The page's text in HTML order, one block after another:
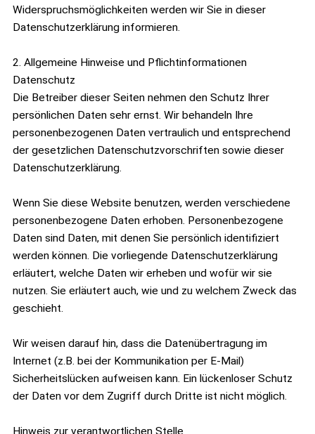
Widerspruchsmöglichkeiten werden wir Sie in dieser
Datenschutzerklärung informieren.
2. Allgemeine Hinweise und Pflichtinformationen
Datenschutz
Die Betreiber dieser Seiten nehmen den Schutz Ihrer
persönlichen Daten sehr ernst. Wir behandeln Ihre
personenbezogenen Daten vertraulich und entsprechend
der gesetzlichen Datenschutzvorschriften sowie dieser
Datenschutzerklärung.
Wenn Sie diese Website benutzen, werden verschiedene
personenbezogene Daten erhoben. Personenbezogene
Daten sind Daten, mit denen Sie persönlich identifiziert
werden können. Die vorliegende Datenschutzerklärung
erläutert, welche Daten wir erheben und wofür wir sie
nutzen. Sie erläutert auch, wie und zu welchem Zweck das
geschieht.
Wir weisen darauf hin, dass die Datenübertragung im
Internet (z.B. bei der Kommunikation per E-Mail)
Sicherheitslücken aufweisen kann. Ein lückenloser Schutz
der Daten vor dem Zugriff durch Dritte ist nicht möglich.
Hinweis zur verantwortlichen Stelle